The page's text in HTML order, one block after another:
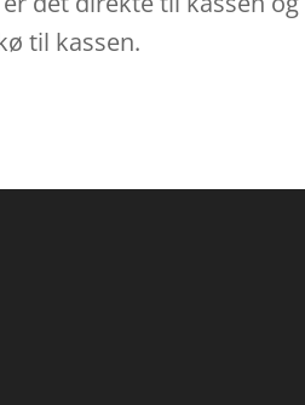
til kassen.